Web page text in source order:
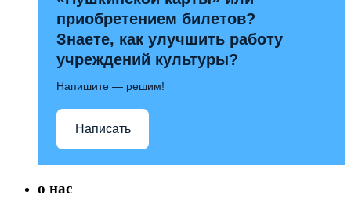
приобретением билетов?
Знаете, как улучшить работу
учреждений культуры?
Напишите — решим!
Написать
о нас